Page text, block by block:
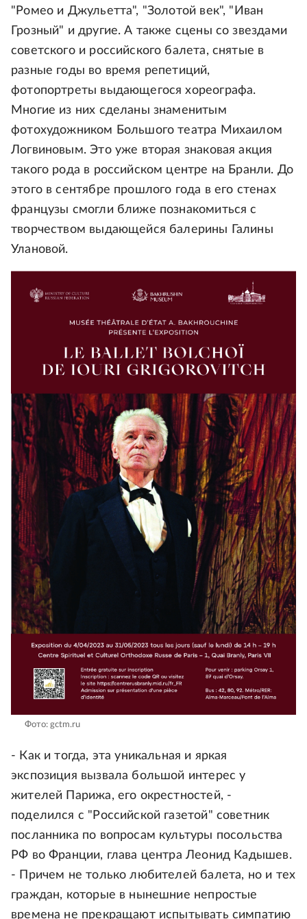
"Ромео и Джульетта", "Золотой век", "Иван
Грозный" и другие. А также сцены со звездами
советского и российского балета, снятые в
разные годы во время репетиций,
фотопортреты выдающегося хореографа.
Многие из них сделаны знаменитым
фотохудожником Большого театра Михаилом
Логвиновым. Это уже вторая знаковая акция
такого рода в российском центре на Бранли. До
этого в сентябре прошлого года в его стенах
французы смогли ближе познакомиться с
творчеством выдающейся балерины Галины
Улановой.
Фото: gctm.ru
- Как и тогда, эта уникальная и яркая
экспозиция вызвала большой интерес у
жителей Парижа, его окрестностей, -
поделился с "Российской газетой" советник
посланника по вопросам культуры посольства
РФ во Франции, глава центра Леонид Кадышев.
- Причем не только любителей балета, но и тех
граждан, которые в нынешние непростые
времена не прекращают испытывать симпатию